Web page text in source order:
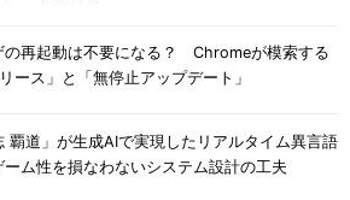
の再起動は不要になる？ Chromeが模索する
ース」と「無停止アップデート」
覇道」が生成AIで実現したリアルタイム異言語
ム性を損なわないシステム設計の工夫